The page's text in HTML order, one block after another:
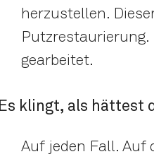
herzustellen.
gearbeitet.
Es klingt, als hättest
Auf jeden Fall. Auf